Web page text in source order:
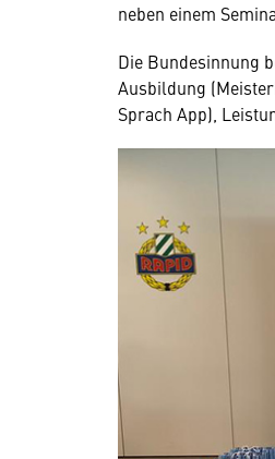
neben einem
Die Bundesinnung
Ausbildung
Sprach App),